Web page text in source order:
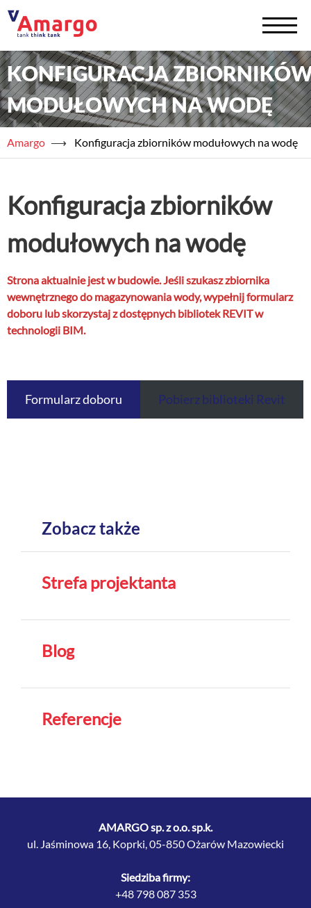
Zbiorniki na chemię +
Zbiorniki na wodę +
Serwis
Półprodukty
Akademia TAED
Blog
O nas
KONFIGURACJA
MODUŁOWYCH NA WODĘ
Amargo ⟶ Konfiguracja zbiorników modułowych na wodę
Konfiguracja zbiorników
modułowych na wodę
Strona aktualnie jest w budowie. Jeśli szukasz zbiornika
wewnętrznego do magazynowania wody, wypełnij formularz
doboru lub skorzystaj z dostępnych bibliotek REVIT w
technologii BIM.
Formularz doboru Pobierz biblioteki Revit
Zobacz także
Strefa projektanta
Blog
Referencje
AMARGO sp. z o.o. sp.k.
ul. Jaśminowa 16, Koprki, 05-850 Ożarów Mazowiecki
Siedziba firmy:
+48 798 087 353